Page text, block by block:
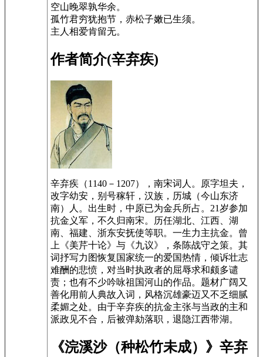
空山晚翠孰华余。
孤竹君穷犹抱节，赤松子嫩已生须。
主人相爱肯留无。
作者简介(辛弃疾)
辛弃疾（1140－1207），南宋词人。原字坦夫，
改字幼安，别号稼轩，汉族，历城（今山东济
南）人。出生时，中原已为金兵所占。21岁参加
抗金义军，不久归南宋。历任湖北、江西、湖
南、福建、浙东安抚使等职。一生力主抗金。曾
上《美芹十论》与《九议》，条陈战守之策。其
词抒写力图恢复国家统一的爱国热情，倾诉壮志
难酬的悲愤，对当时执政者的屈辱求和颇多谴
责；也有不少吟咏祖国河山的作品。题材广阔又
善化用前人典故入词，风格沉雄豪迈又不乏细腻
柔媚之处。由于辛弃疾的抗金主张与当政的主和
派政见不合，后被弹劾落职，退隐江西带湖。
《浣溪沙（种松竹未成）》辛弃